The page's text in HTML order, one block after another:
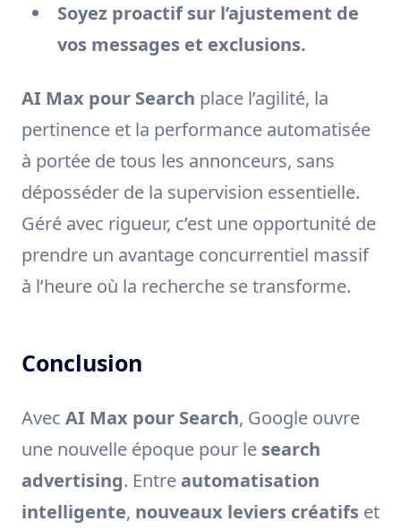
Soyez proactif sur l’ajustement de
vos messages et exclusions.
AI Max pour Search place l’agilité, la
pertinence et la performance automatisée
à portée de tous les annonceurs, sans
déposséder de la supervision essentielle.
Géré avec rigueur, c’est une opportunité de
prendre un avantage concurrentiel massif
à l’heure où la recherche se transforme.
Conclusion
Avec AI Max pour Search, Google ouvre
une nouvelle époque pour le search
advertising. Entre automatisation
intelligente, nouveaux leviers créatifs et